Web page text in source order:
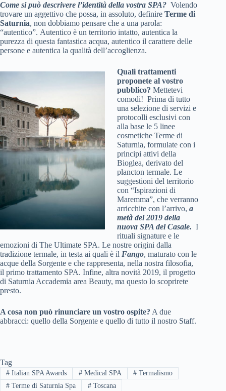
Come si può descrivere l’identità della vostra SPA? Volendo
trovare un aggettivo che possa, in assoluto, definire Terme di
Saturnia, non dobbiamo pensare che a una parola:
“autentico”. Autentico è un territorio intatto, autentica la
purezza di questa fantastica acqua, autentico il carattere delle
persone e autentica la qualità dell’accoglienza.
Quali trattamenti
proponete al vostro
pubblico? Mettetevi
comodi! Prima di tutto
una selezione di servizi e
protocolli esclusivi con
alla base le 5 linee
cosmetiche Terme di
Saturnia, formulate con i
principi attivi della
Bioglea, derivato del
plancton termale. Le
suggestioni del territorio
con “Ispirazioni di
Maremma”, che verranno
arricchite con l’arrivo, a
metà del 2019 della
nuova SPA del Casale. I
rituali signature e le
emozioni di The Ultimate SPA. Le nostre origini dalla
tradizione termale, in testa ai quali è il Fango, maturato con le
acque della Sorgente e che rappresenta, nella nostra filosofia,
il primo trattamento SPA. Infine, altra novità 2019, il progetto
di Saturnia Accademia area Beauty, ma questo lo scoprirete
presto.
A cosa non può rinunciare un vostro ospite? A due
abbracci: quello della Sorgente e quello di tutto il nostro Staff.
Tag
#Italian SPA Awards #Medical SPA # Termalismo
#Terme di Saturnia Spa #Toscana